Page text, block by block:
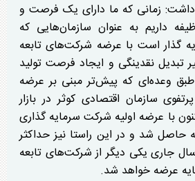
زمانی که ما دارای یک فرصت و
داریم به عنوان سازمان‌هایی که
گذار است با عرضه شرکت‌های تابعه
تبدیل نقدینگی و ایجاد فرصت تولید
وعده‌ای که پیش‌تر مبنی بر عرضه
پرتفوی سازمان اقتصادی کوثر در بازار
با عرضه اولیه شرکت سرمایه گذاری
حاصل شد و در این راستا نیز حداکثر
جاری یکی دیگر از شرکت‌های تابعه
عرضه خواهد شد.